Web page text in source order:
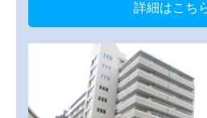
詳細はこち